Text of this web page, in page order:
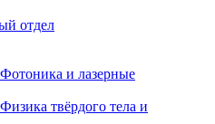
отдел
и лазерные
твёрдого тела и